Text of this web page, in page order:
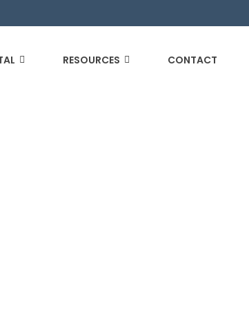
RESOURCES CONTACT